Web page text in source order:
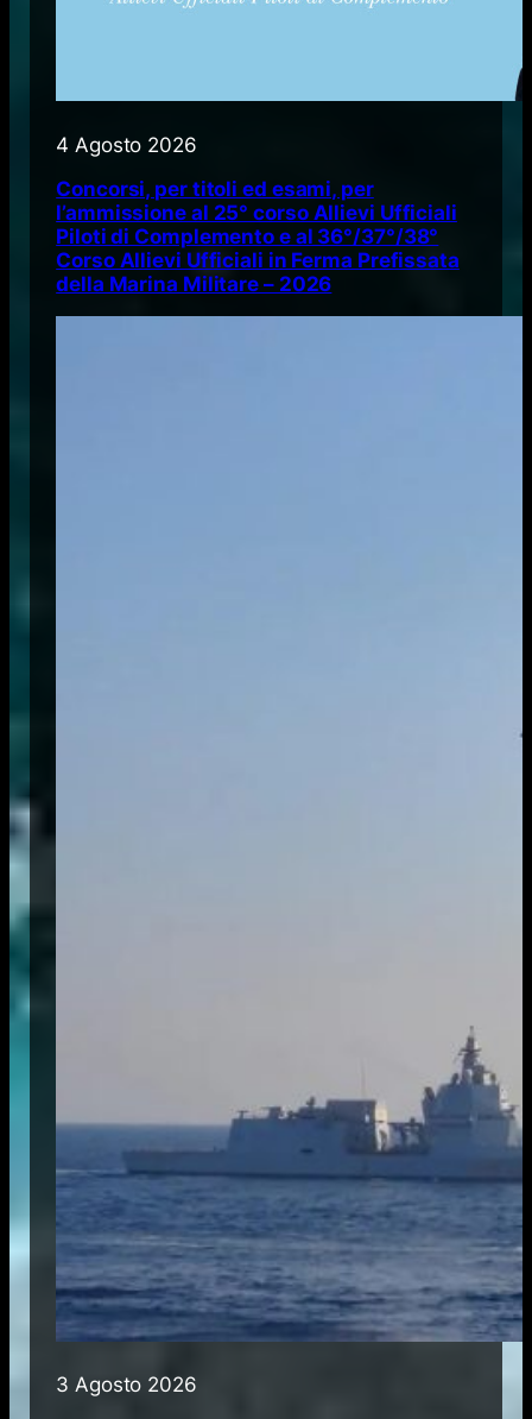
4 Agosto 2026
Concorsi, per titoli ed esami, per
l’ammissione al 25° corso Allievi Ufficiali
Piloti di Complemento e al 36°/37°/38°
Corso Allievi Ufficiali in Ferma Prefissata
della Marina Militare – 2026
3 Agosto 2026